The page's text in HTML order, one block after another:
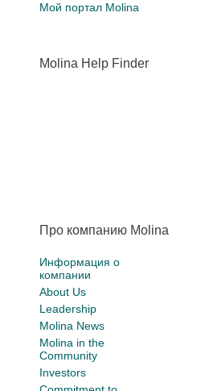
Мой портал Molina
Molina Help Finder
Про компанию Molina
Информация о
компании
About Us
Leadership
Molina News
Molina in the
Community
Investors